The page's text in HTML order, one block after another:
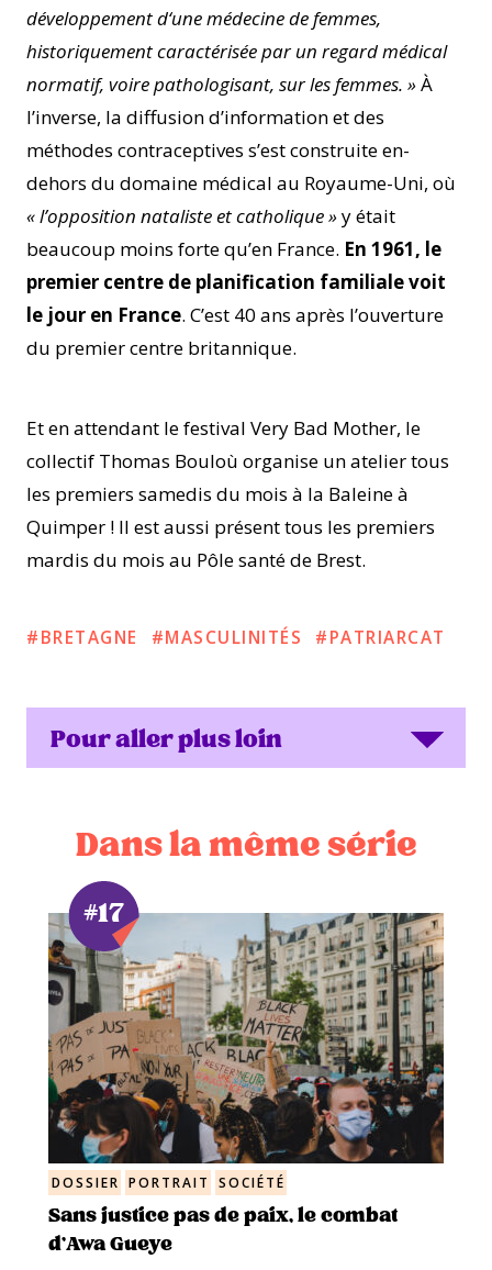
développement d‘une médecine de femmes,
historiquement caractérisée par un regard médical
normatif, voire pathologisant, sur les femmes. »À
l’inverse, la diffusion d’information et des
méthodes contraceptives s’est construite en-
dehors du domaine médical au Royaume-Uni, où
« l’opposition nataliste et catholique »y était
beaucoup moins forte qu’en France. En 1961, le
premier centre de planification familiale voit
le jour en France. C’est 40 ans après l’ouverture
du premier centre britannique.
Et en attendant le festival Very Bad Mother, le
collectif Thomas Bouloù organise un atelier tous
les premiers samedis du mois à la Baleine à
Quimper ! Il est aussi présent tous les premiers
mardis du mois au Pôle santé de Brest.
BRETAGNE MASCULINITÉS PATRIARCAT
Pour aller plus loin
Dans la même série
#17
DOSSIER PORTRAIT SOCIÉTÉ
Sans justice pas de paix, le combat
d’Awa Gueye